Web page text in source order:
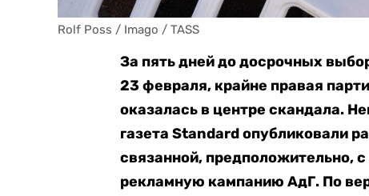
Rolf Poss / Imago / TASS
За пять дней до досрочных
23 февраля, крайне правая
оказалась в центре скандала.
газета Standard опубликовали
связанной, предположительно,
рекламную кампанию АдГ. По